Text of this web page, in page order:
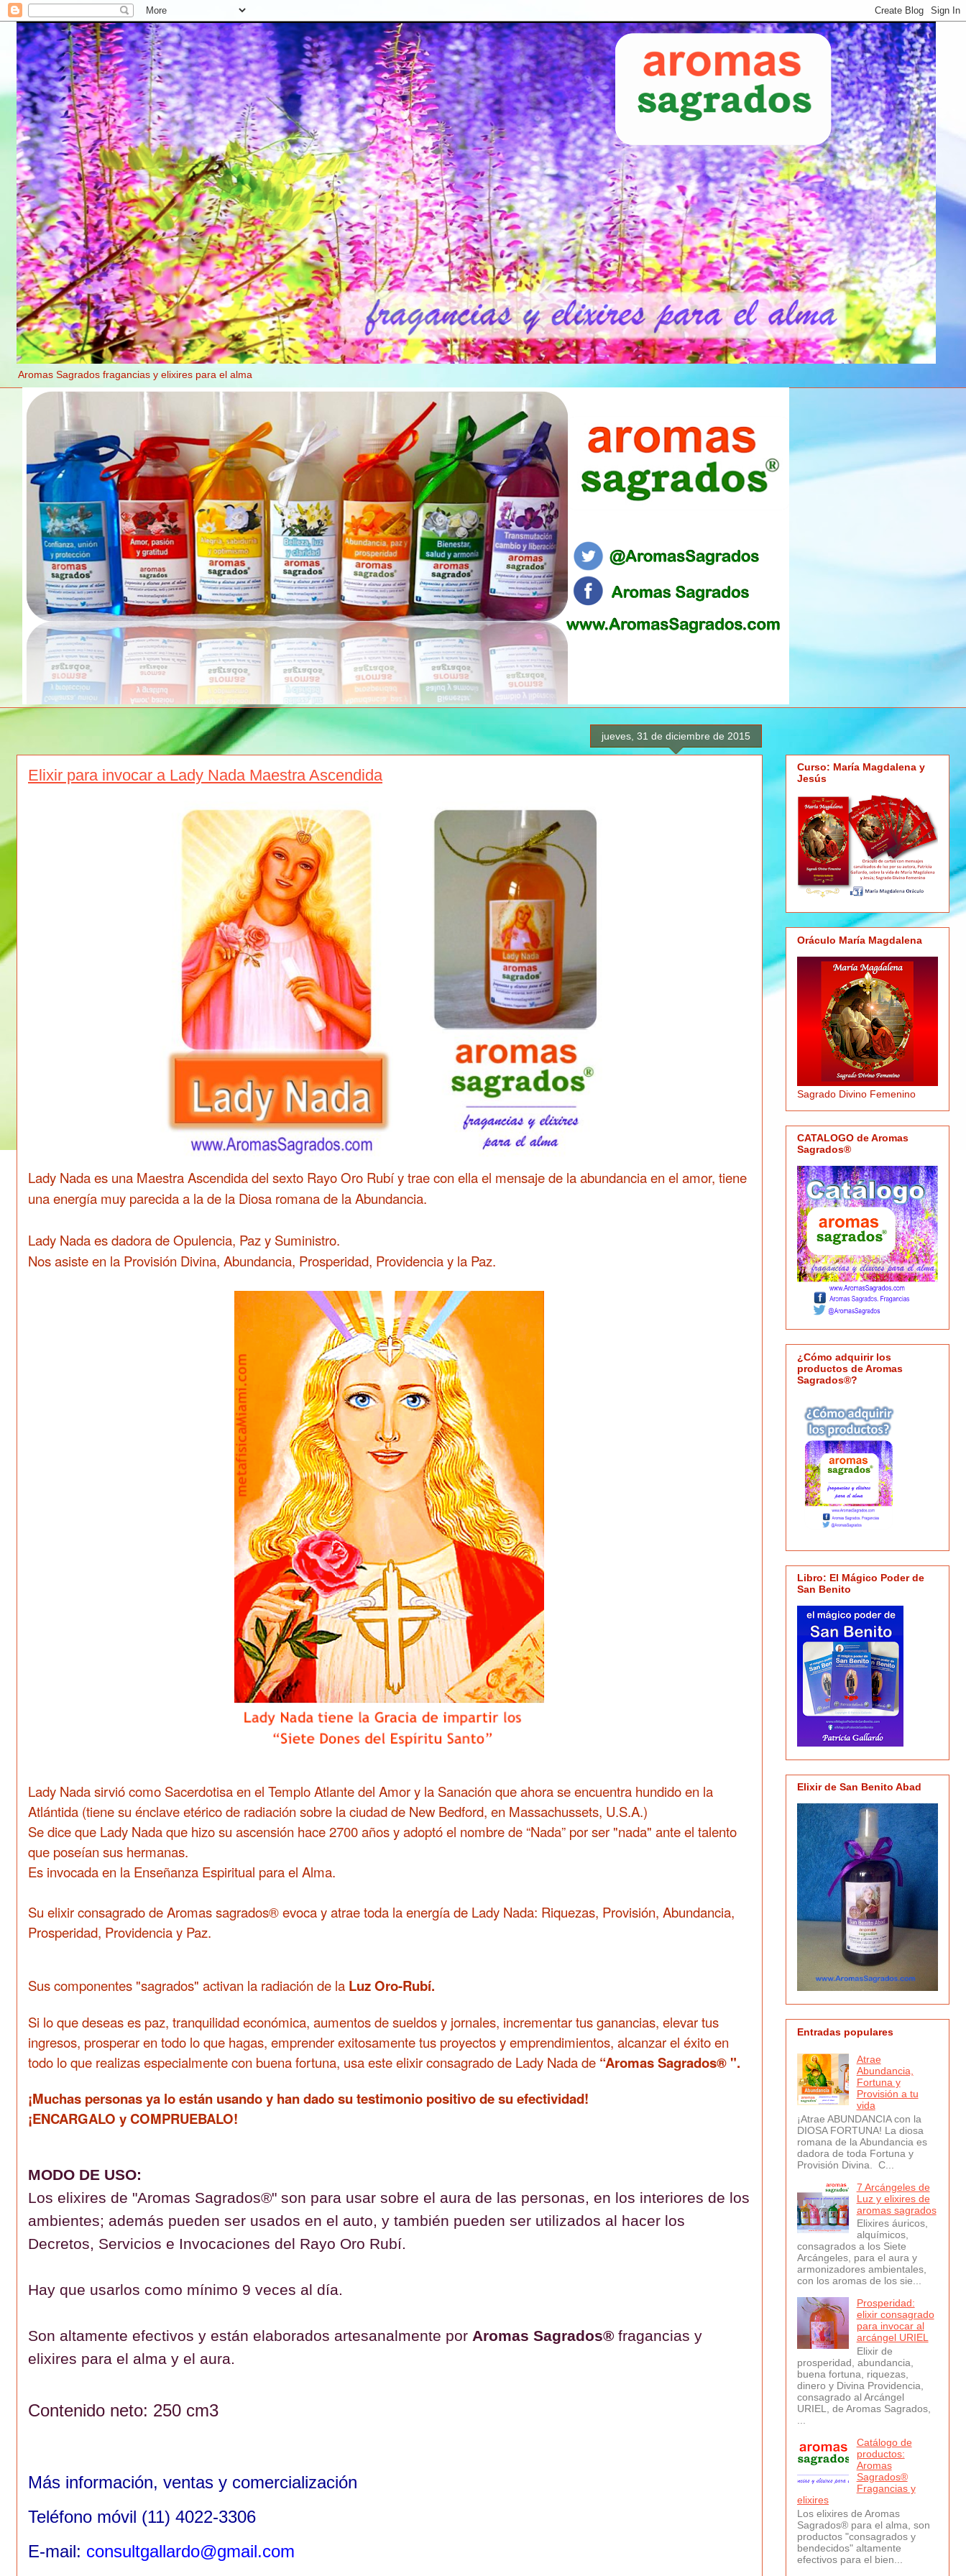
Aromas Sagrados fragancias y elixires para el alma
jueves, 31 de diciembre de 2015
Elixir para invocar a Lady Nada Maestra Ascendida
Lady Nada es una Maestra Ascendida del sexto Rayo Oro Rubí ytrae con ella el mensaje de la abundancia en el amor, tiene
una energía muy parecida a la de la Diosa romana de la Abundancia.
Lady Nada es dadora de Opulencia, Paz y Suministro.
Nos asiste en la Provisión Divina, Abundancia, Prosperidad, Providencia y la Paz.
Lady Nada sirvió como Sacerdotisa en el Templo Atlante del Amor y la Sanación que ahora se encuentra hundido en la
Atlántida (tiene su énclave etérico de radiación sobre la ciudad de New Bedford, en Massachussets, U.S.A.)
Se dice que Lady Nada que hizo su ascensión hace 2700 años y adoptó el nombre de “Nada” por ser "nada" ante el talento
que poseían sus hermanas.
Es invocada en la Enseñanza Espiritual para el Alma.
Su elixir consagrado de Aromas sagrados® evoca y atrae toda la energía de Lady Nada: Riquezas, Provisión, Abundancia,
Prosperidad, Providencia y Paz.
Sus componentes "sagrados" activan la radiación de la Luz Oro-Rubí.
Si lo que deseas es paz, tranquilidad económica, aumentos de sueldos y jornales, incrementar tus ganancias, elevar tus
ingresos, prosperar en todo lo que hagas, emprender exitosamente tus proyectos y emprendimientos, alcanzar el éxito en
todo lo que realizas especialmente con buena fortuna, usa este elixir consagrado de Lady Nada de “Aromas Sagrados® ".
¡Muchas personas ya lo están usando y han dado su testimonio positivo de su efectividad!
¡ENCARGALO y COMPRUEBALO!
MODO DE USO:
Los elixires de "Aromas Sagrados®" son para usar sobre el aura de las personas, en los interiores de los
ambientes; además pueden ser usados en el auto, y también pueden ser utilizados al hacer los
Decretos, Servicios e Invocaciones del Rayo Oro Rubí.
Hay que usarlos como mínimo 9 veces al día.
Son altamente efectivos y están elaborados artesanalmente por Aromas Sagrados® fragancias y
elixires para el alma y el aura.
Contenido neto: 250 cm3
Más información, ventas y comercialización
Teléfono móvil (11) 4022-3306
E-mail: consultgallardo@gmail.com
Curso: María Magdalena y
Jesús
Oráculo María Magdalena
Sagrado Divino Femenino
CATALOGO de Aromas
Sagrados®
¿Cómo adquirir los
productos de Aromas
Sagrados®?
Libro: El Mágico Poder de
San Benito
Elixir de San Benito Abad
Entradas populares
Atrae
Abundancia,
Fortuna y
Provisión a tu
vida
¡Atrae ABUNDANCIA con la
DIOSA FORTUNA! La diosa
romana de la Abundancia es
dadora de toda Fortuna y
Provisión Divina. C...
7 Arcángeles de
Luz y elixires de
aromas sagrados
Elixires áuricos,
alquímicos,
consagrados a los Siete
Arcángeles, para el aura y
armonizadores ambientales,
con los aromas de los sie...
Prosperidad:
elixir consagrado
para invocar al
arcángel URIEL
Elixir de
prosperidad, abundancia,
buena fortuna, riquezas,
dinero y Divina Providencia,
consagrado al Arcángel
URIEL, de Aromas Sagrados,
Catálogo de
productos:
Aromas
Sagrados®
Fragancias y
elixires
Los elixires de Aromas
Sagrados® para el alma, son
productos "consagrados y
bendecidos" altamente
efectivos para el bien...